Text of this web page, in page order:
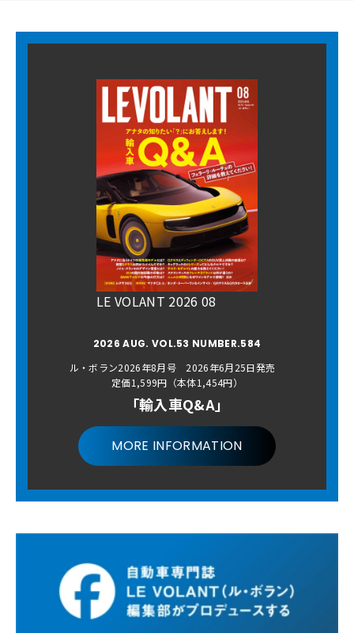
LE VOLANT 2026 08
2026 AUG. VOL.53 NUMBER.584
ル・ボラン2026年8月号 2026年6月25日発売
定価1,599円（本体1,454円）
「輸入車Q&A」
MORE INFORMATION